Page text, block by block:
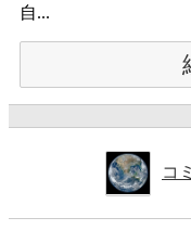
自...
コ